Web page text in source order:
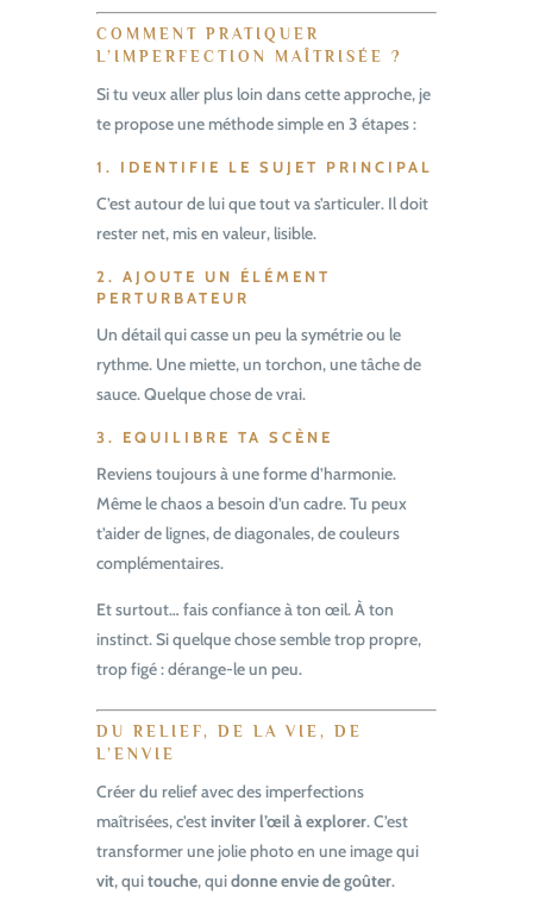
COMMENT PRATIQUER
L’IMPERFECTION MAÎTRISÉE ?
Si tu veux aller plus loin dans cette approche, je
te propose une méthode simple en 3 étapes :
1. IDENTIFIE LE SUJET PRINCIPAL
C’est autour de lui que tout va s’articuler. Il doit
rester net, mis en valeur, lisible.
2. AJOUTE UN ÉLÉMENT
PERTURBATEUR
Un détail qui casse un peu la symétrie ou le
rythme. Une miette, un torchon, une tâche de
sauce. Quelque chose de vrai.
3. EQUILIBRE TA SCÈNE
Reviens toujours à une forme d’harmonie.
Même le chaos a besoin d’un cadre. Tu peux
t’aider de lignes, de diagonales, de couleurs
complémentaires.
Et surtout… fais confiance à ton œil. À ton
instinct. Si quelque chose semble trop propre,
trop figé : dérange-le un peu.
DU RELIEF, DE LA VIE, DE
L’ENVIE
Créer du relief avec des imperfections
maîtrisées, c’estinviter l’œil à explorer. C’est
transformer une jolie photo en une image qui
vit, quitouche, quidonne envie de goûter.